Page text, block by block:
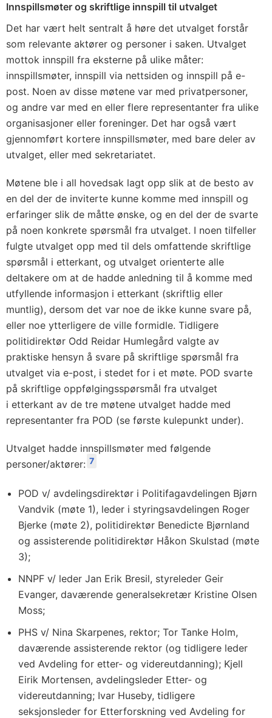
Innspillsmøter og skriftlige innspill til utvalget
Det har vært helt sentralt å høre det utvalget forstår
som relevante aktører og personer i saken. Utvalget
mottok innspill fra eksterne på ulike måter:
innspillsmøter, innspill via nettsiden og innspill på e-
post. Noen av disse møtene var med privatpersoner,
og andre var med en eller flere representanter fra ulike
organisasjoner eller foreninger. Det har også vært
gjennomført kortere innspillsmøter, med bare deler av
utvalget, eller med sekretariatet.
Møtene ble i all hovedsak lagt opp slik at de besto av
en del der de inviterte kunne komme med innspill og
erfaringer slik de måtte ønske, og en del der de svarte
på noen konkrete spørsmål fra utvalget. I noen tilfeller
fulgte utvalget opp med til dels omfattende skriftlige
spørsmål i etterkant, og utvalget orienterte alle
deltakere om at de hadde anledning til å komme med
utfyllende informasjon i etterkant (skriftlig eller
muntlig), dersom det var noe de ikke kunne svare på,
eller noe ytterligere de ville formidle. Tidligere
politidirektør Odd Reidar Humlegård valgte av
praktiske hensyn å svare på skriftlige spørsmål fra
utvalget via e-post, i stedet for i et møte. POD svarte
på skriftlige oppfølgingsspørsmål fra utvalget
i etterkant av de tre møtene utvalget hadde med
representanter fra POD (se første kulepunkt under).
Utvalget hadde innspillsmøter med følgende
personer/aktører: 7
POD v/ avdelingsdirektør i Politifagavdelingen Bjørn
Vandvik (møte 1), leder i styringsavdelingen Roger
Bjerke (møte 2), politidirektør Benedicte Bjørnland
og assisterende politidirektør Håkon Skulstad (møte
3);
NNPF v/ leder Jan Erik Bresil, styreleder Geir
Evanger, daværende generalsekretær Kristine Olsen
Moss;
PHS v/ Nina Skarpenes, rektor; Tor Tanke Holm,
daværende assisterende rektor (og tidligere leder
ved Avdeling for etter- og videreutdanning); Kjell
Eirik Mortensen, avdelingsleder Etter- og
videreutdanning; Ivar Huseby, tidligere
seksjonsleder for Etterforskning ved Avdeling for